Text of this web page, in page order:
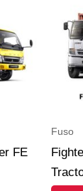
FE
Fuso